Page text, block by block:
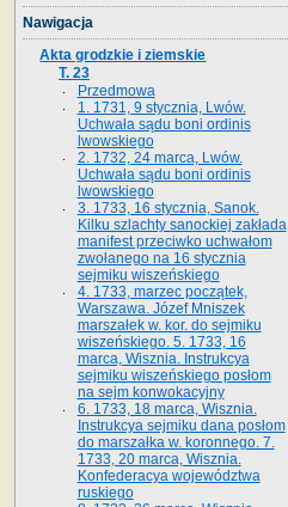
Nawigacja
Akta grodzkie i ziemskie
T. 23
Przedmowa
1. 1731, 9 stycznia, Lwów.
Uchwała sądu boni ordinis
lwowskiego
2. 1732, 24 marca, Lwów.
Uchwała sądu boni ordinis
lwowskiego
3. 1733, 16 stycznia, Sanok.
Kilku szlachty sanockiej zakłada
manifest przeciwko uchwałom
zwołanego na 16 stycz­nia
sejmiku wiszeńskiego
4. 1733, marzec początek,
Warszawa. Józef Mniszek
marszałek w. kor. do sejmiku
wiszeńskiego. 5. 1733, 16
marca, Wisznia. Instrukcya
sejmiku wiszeńskiego posłom
na sejm konwokacyjny
6. 1733, 18 marca, Wisznia.
Instrukcya sejmiku dana posłom
do marszałka w. koronnego. 7.
1733, 20 marca, Wisznia.
Konfederacya województwa
ruskiego